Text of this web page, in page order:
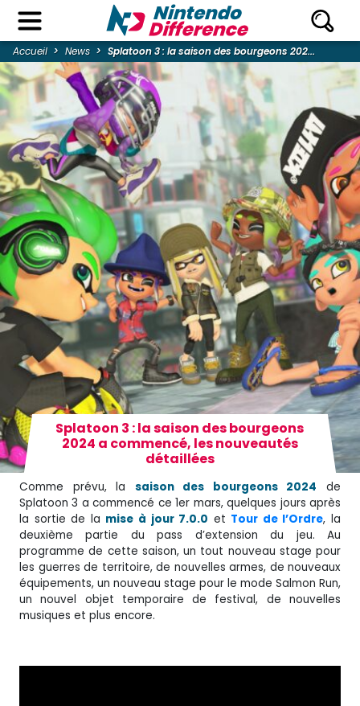
Accueil News Splatoon 3 : la saison des bourgeons 202...
Splatoon 3 : la saison des bourgeons
2024 a commencé, les nouveautés
détaillées
Comme prévu, la saison des bourgeons 2024 de
Splatoon 3 a commencé ce 1er mars, quelques jours après
la sortie de la mise à jour 7.0.0 et Tour de l’Ordre, la
deuxième partie du pass d’extension du jeu. Au
programme de cette saison, un tout nouveau stage pour
les guerres de territoire, de nouvelles armes, de nouveaux
équipements, un nouveau stage pour le mode Salmon Run,
un nouvel objet temporaire de festival, de nouvelles
musiques et plus encore.